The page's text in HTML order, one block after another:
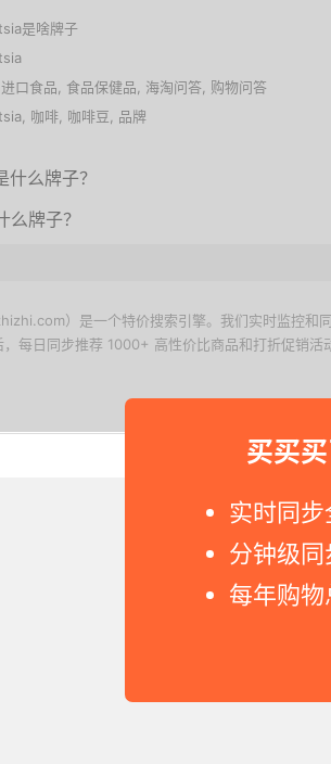
买买
实时同
分钟级
每年购
是啥牌子
进口食品 食品保健品 海淘问答 购物问答
咖啡 咖啡豆 品牌
什么牌子？
么牌子？
）是一个特价搜索引擎。我们实时监控和
，每日同步推荐 1000+ 高性价比商品和打折促销
Copyright © 2011-2026 网购